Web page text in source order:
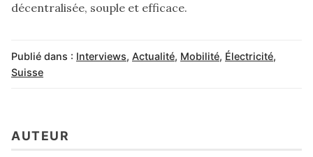
décentralisée, souple et efficace.
Publié dans : Interviews, Actualité, Mobilité, Électricité,
Suisse
AUTEUR